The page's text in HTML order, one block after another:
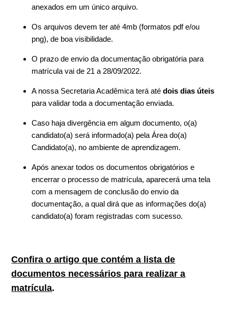
anexados em um único arquivo.
Os arquivos devem ter até 4mb (formatos pdf e/ou
png), de boa visibilidade.
O prazo de envio da documentação obrigatória para
matrícula vai de 21 a 28/09/2022.
A nossa Secretaria Acadêmica terá até dois dias úteis
para validar toda a documentação enviada.
Caso haja divergência em algum documento, o(a)
candidato(a) será informado(a) pela Área do(a)
Candidato(a), no ambiente de aprendizagem.
Após anexar todos os documentos obrigatórios e
encerrar o processo de matrícula, aparecerá uma tela
com a mensagem de conclusão do envio da
documentação, a qual dirá que as informações do(a)
candidato(a) foram registradas com sucesso.
Confira o artigo que contém a lista de
documentos necessários para realizar a
matrícula.